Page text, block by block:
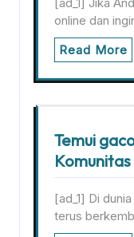
online dan
Read More
Temui
[ad_1] Di
terus